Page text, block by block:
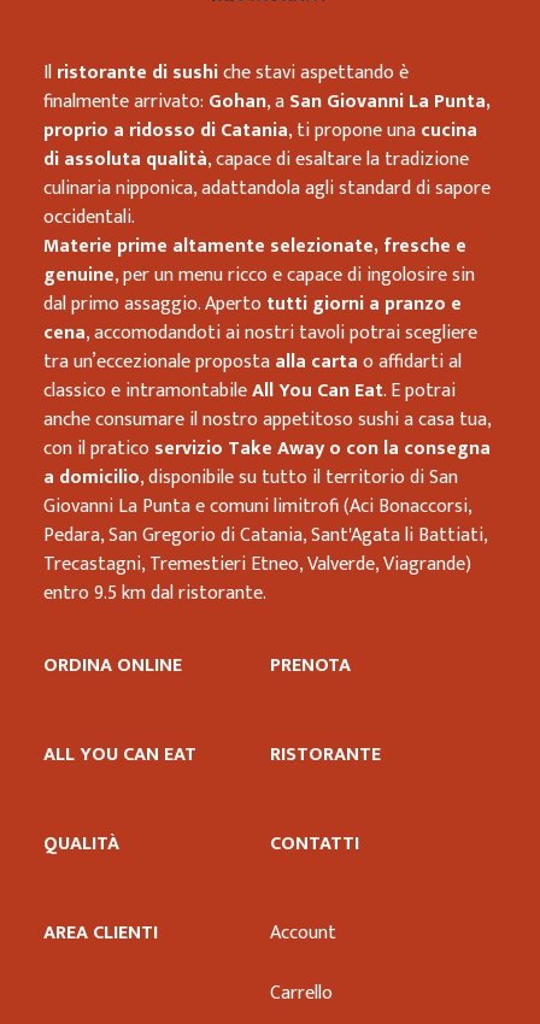
Ilristorante di sushiche stavi aspettando è
finalmente arrivato: Gohan, aSan Giovanni La Punta,
proprio a ridosso di Catania, ti propone unacucina
di assoluta qualità, capace di esaltare la tradizione
culinaria nipponica, adattandola agli standard di sapore
occidentali.
Materie prime altamente selezionate, fresche e
genuine, per un menu ricco e capace di ingolosire sin
dal primo assaggio. Aperto tutti giorni a pranzo e
cena, accomodandoti ai nostri tavoli potrai scegliere
tra un’eccezionale propostaalla cartao affidarti al
classico e intramontabileAll You Can Eat. E potrai
anche consumare il nostro appetitoso sushi a casa tua,
con il pratico servizio Take Away o con la consegna
a domicilio, disponibile su tutto il territorio di San
Giovanni La Punta e comuni limitrofi (Aci Bonaccorsi,
Pedara, San Gregorio di Catania, Sant'Agata li Battiati,
Trecastagni, Tremestieri Etneo, Valverde, Viagrande)
entro 9.5 km dal ristorante.
ORDINA ONLINE PRENOTA
ALL YOU CAN EAT RISTORANTE
QUALITÀ CONTATTI
AREA CLIENTI
Account
Carrello